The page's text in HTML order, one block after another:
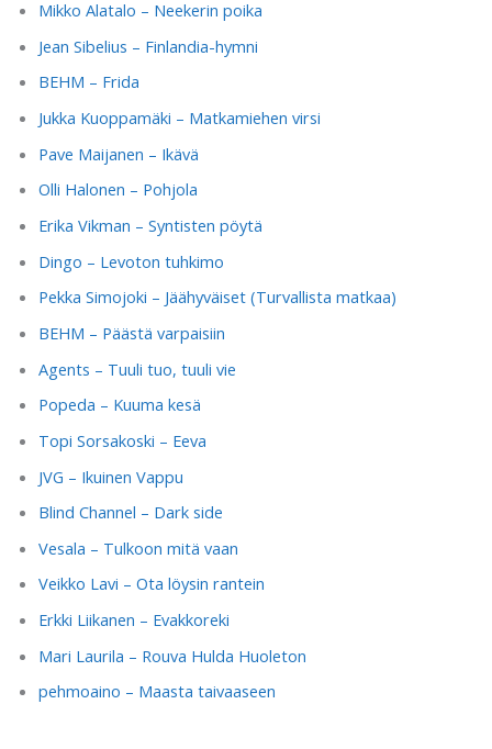
Mikko Alatalo – Neekerin poika
Jean Sibelius – Finlandia-hymni
BEHM – Frida
Jukka Kuoppamäki – Matkamiehen virsi
Pave Maijanen – Ikävä
Olli Halonen – Pohjola
Erika Vikman – Syntisten pöytä
Dingo – Levoton tuhkimo
Pekka Simojoki – Jäähyväiset (Turvallista matkaa)
BEHM – Päästä varpaisiin
Agents – Tuuli tuo, tuuli vie
Popeda – Kuuma kesä
Topi Sorsakoski – Eeva
JVG – Ikuinen Vappu
Blind Channel – Dark side
Vesala – Tulkoon mitä vaan
Veikko Lavi – Ota löysin rantein
Erkki Liikanen – Evakkoreki
Mari Laurila – Rouva Hulda Huoleton
pehmoaino – Maasta taivaaseen